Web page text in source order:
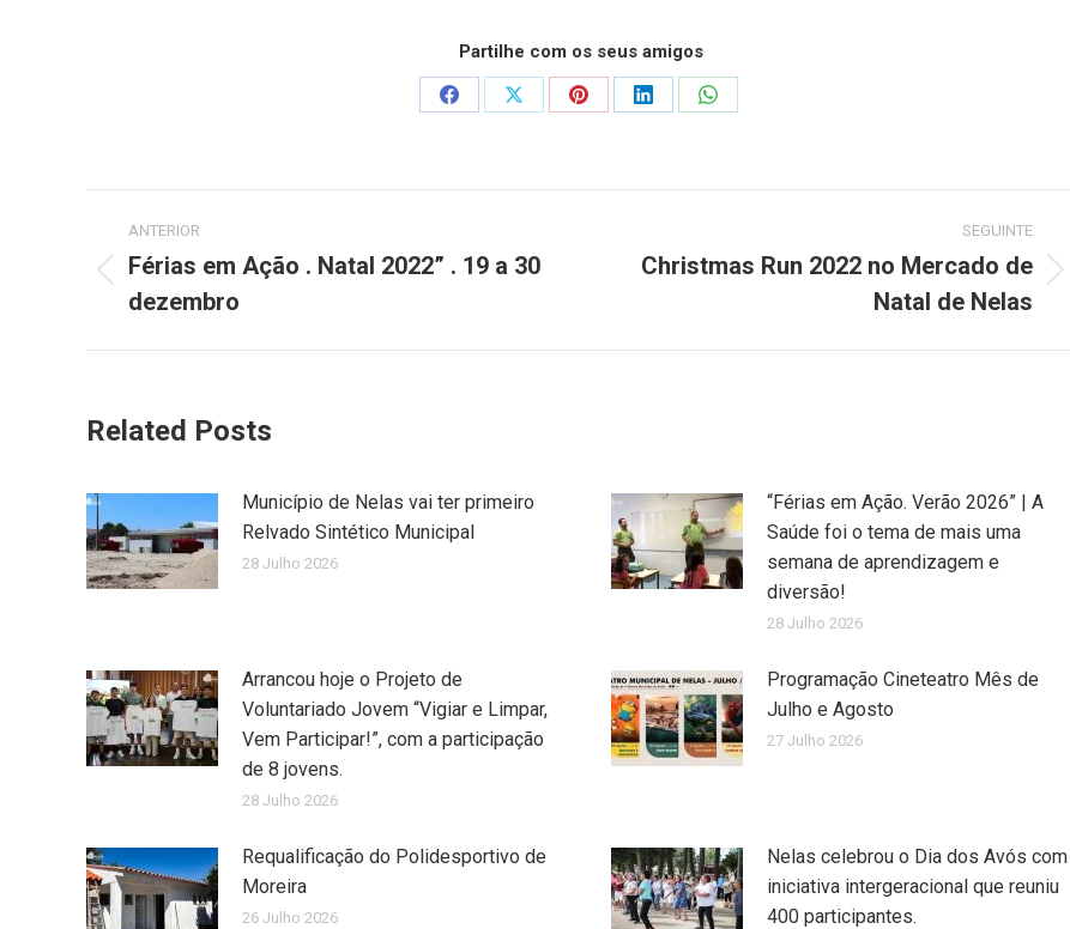
Partilhe com os seus amigos
Share
Share
Share
Share
Share
Post
navigation
ANTERIOR
post:
Férias em Ação . Natal 2022” . 19 a 30
dezembro
SEGUINTE
Christmas Run 2022 no Mercado de
Natal de Nelas
Related Posts
Município de Nelas vai ter primeiro
Relvado Sintético Municipal
28 Julho 2026
“Férias em Ação. Verão 2026” | A
Saúde foi o tema de mais uma
semana de aprendizagem e
diversão!
28 Julho 2026
Arrancou hoje o Projeto de
Voluntariado Jovem “Vigiar e Limpar,
Vem Participar!”, com a participação
de 8 jovens.
28 Julho 2026
Programação Cineteatro Mês de
Julho e Agosto
27 Julho 2026
Requalificação do Polidesportivo de
Moreira
26 Julho 2026
Nelas celebrou o Dia dos Avós com
iniciativa intergeracional que reuniu
400 participantes.